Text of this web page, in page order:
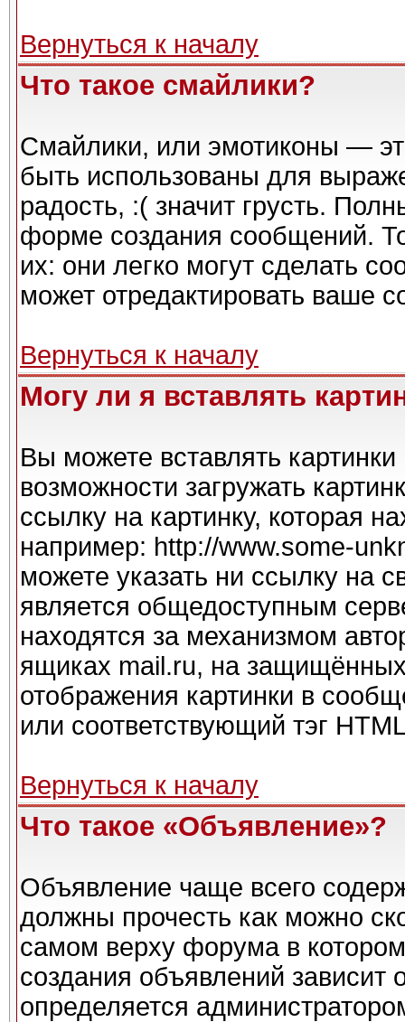
Вернуться к началу
Что такое смайлики?
Смайлики, или эмотиконы —
быть использованы для
радость, :( значит грусть.
форме создания сообщений.
их: они легко могут сделать
может отредактировать ваше
Вернуться к началу
Могу ли я вставлять
Вы можете вставлять
возможности загружать
ссылку на картинку, которая
например: http://www.some-
можете указать ни ссылку на
является общедоступным
находятся за механизмом
ящиках mail.ru, на
отображения картинки в
или соответствующий тэг
Вернуться к началу
Что такое «Объявление»?
Объявление чаще всего
должны прочесть как можно
самом верху форума в
создания объявлений зависит
определяется